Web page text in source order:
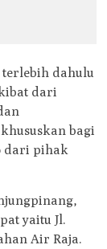
terlebih dahulu
dari
bagi
dari pihak
yaitu Jl.
Air Raja.